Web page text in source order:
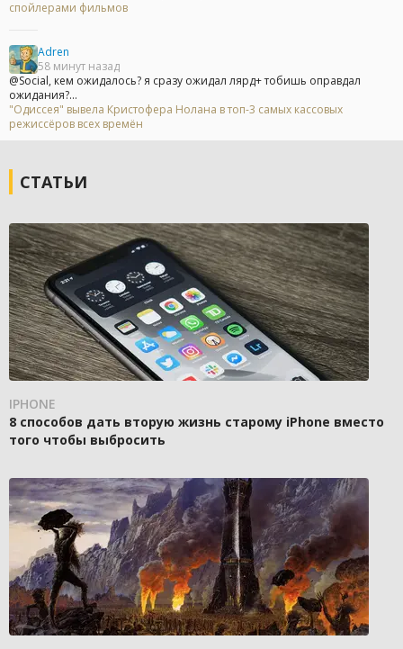
спойлерами фильмов
Adren
58 минут назад
@Social, кем ожидалось? я сразу ожидал лярд+ тобишь оправдал
ожидания?...
"Одиссея" вывела Кристофера Нолана в топ-3 самых кассовых
режиссёров всех времён
СТАТЬИ
IPHONE
8 способов дать вторую жизнь старому iPhone вместо
того чтобы выбросить